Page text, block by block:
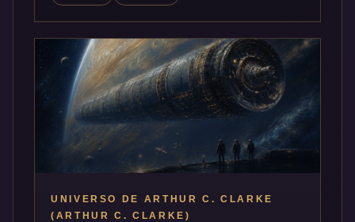
UNIVERSO DE ARTHUR C. CLARKE
(ARTHUR C. CLARKE)